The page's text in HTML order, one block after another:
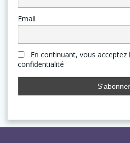
Email
En continuant, vous acceptez
confidentialité